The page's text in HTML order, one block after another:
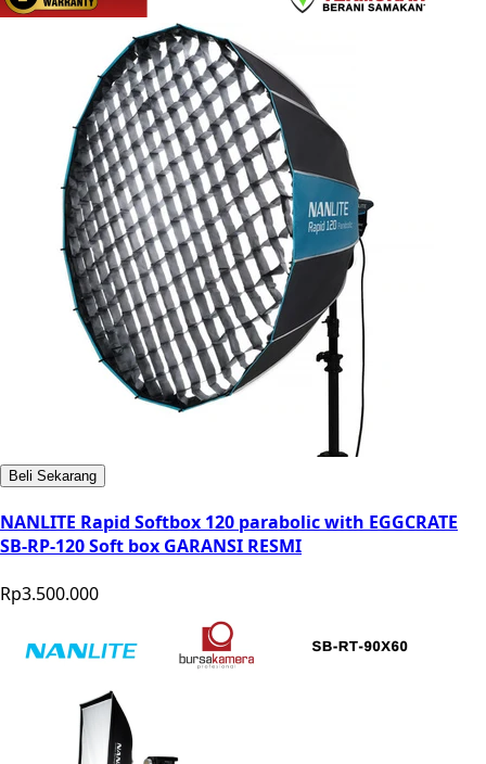
Beli Sekarang
NANLITE Rapid Softbox 120 parabolic with EGGCRATE
SB-RP-120 Soft box GARANSI RESMI
Rp3.500.000